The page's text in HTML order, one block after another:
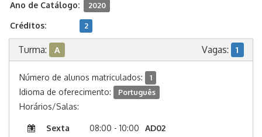
Ano de Catálogo: 2020
Créditos: 2
Turma: A Vagas: 1
Número de alunos matriculados: 1
Idioma de oferecimento: Português
Horários/Salas:
Sexta 08:00 - 10:00
AD02